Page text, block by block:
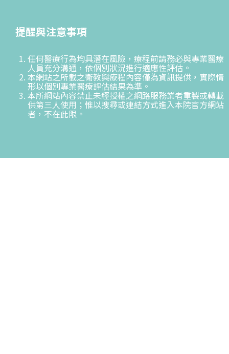
提醒與注意事項
任何醫療行為均具潛在風險，療程前請務必與專業醫療
人員充分溝通，依個別狀況進行適應性評估。
本網站之所載之衛教與療程內容僅為資訊提供，實際情
形以個別專業醫療評估結果為準。
本所網站內容禁止未經授權之網路服務業者重製或轉載
供第三人使用；惟以搜尋或連結方式進入本院官方網站
者，不在此限。